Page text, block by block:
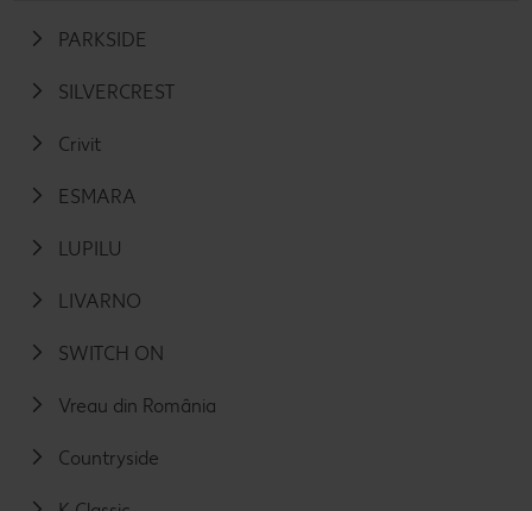
PARKSIDE
SILVERCREST
Crivit
ESMARA
LUPILU
LIVARNO
SWITCH ON
Vreau din România
Countryside